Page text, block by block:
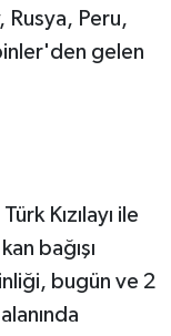
Rusya, Peru,
gelen
Kızılayı ile
bağışı
bugün ve 2